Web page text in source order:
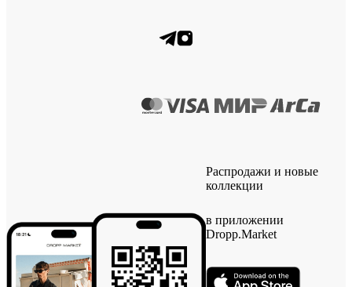
Распродажи и новые
коллекции
в приложении
Dropp.Market